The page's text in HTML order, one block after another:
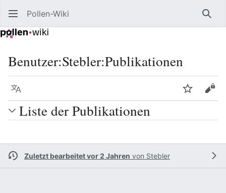
Pollen-Wiki
Benutzer:Stebler:Publikationen
Sprache
Liste der Publikationen
Zuletzt bearbeitet vor 2 Jahren von Stebler